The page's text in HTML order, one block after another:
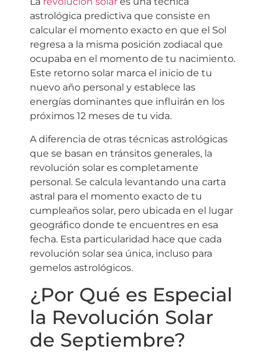
astrológica predictiva que consiste en
calcular el momento exacto en que el Sol
regresa a la misma posición zodiacal que
ocupaba en el momento de tu nacimiento.
Este retorno solar marca el inicio de tu
nuevo año personal y establece las
energías dominantes que influirán en los
próximos 12 meses de tu vida.
A diferencia de otras técnicas astrológicas
que se basan en tránsitos generales, la
revolución solar es completamente
personal. Se calcula levantando una carta
astral para el momento exacto de tu
cumpleaños solar, pero ubicada en el lugar
geográfico donde te encuentres en esa
fecha. Esta particularidad hace que cada
revolución solar sea única, incluso para
gemelos astrológicos.
¿Por Qué es Especial
la Revolución Solar
de Septiembre?